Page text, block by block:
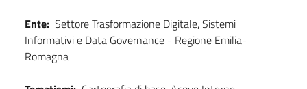
Ente: Settore Trasformazione Digitale, Sistemi
Informativi e Data Governance - Regione Emilia-
Romagna